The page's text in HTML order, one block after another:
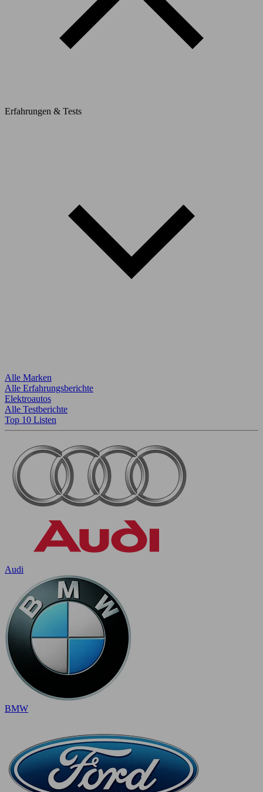
Erfahrungen & Tests
Alle Marken
Alle Erfahrungsberichte
Elektroautos
Alle Testberichte
Top 10 Listen
Audi
BMW